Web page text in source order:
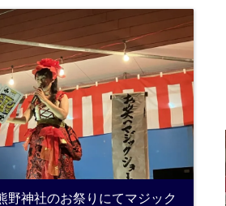
神社のお祭りにてマジック